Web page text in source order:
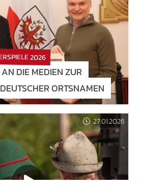
2026
DIE MEDIEN ZUR
ORTSNAMEN
27.01.2026